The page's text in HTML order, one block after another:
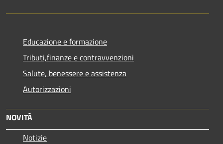
Educazione e formazione
Tributi,finanze e contravvenzioni
Salute, benessere e assistenza
Autorizzazioni
NOVITÀ
Notizie